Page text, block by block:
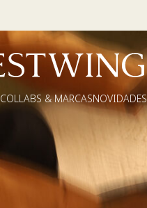
COLLABS & MARCASNOVIDADES